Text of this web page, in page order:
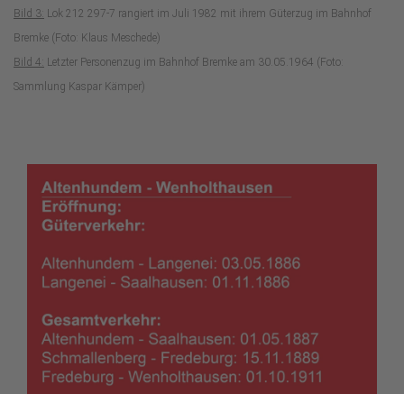
Bild 3: Lok 212 297-7 rangiert im Juli 1982 mit ihrem Güterzug im Bahnhof
Bremke (Foto: Klaus Meschede)
Bild 4:
Letzter Personenzug im Bahnhof Bremke am 30.05.1964 (Foto:
Sammlung Kaspar Kämper)